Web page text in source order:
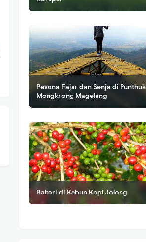
Pesona Fajar dan Senja di Punthuk
Mongkrong Magelang
Bahari di Kebun Kopi Jolong